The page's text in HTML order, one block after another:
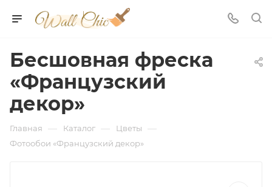
Бесшовная фреска
«Французский
декор»
Главная — Каталог — Цветы —
Фотообои «Французский декор»